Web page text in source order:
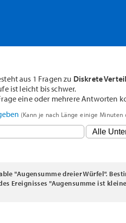
aus 1 Fragen zu Diskrete
ist leicht bis schwer.
eine oder mehrere Antworten
(Kann je nach Länge einige Minuten
"Augensumme dreier Würfel".
Ereignisses "Augensumme ist